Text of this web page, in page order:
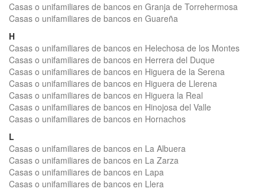
Casas o unifamiliares de bancos en Granja de Torrehermosa
Casas o unifamiliares de bancos en Guareña
H
Casas o unifamiliares de bancos en Helechosa de los Montes
Casas o unifamiliares de bancos en Herrera del Duque
Casas o unifamiliares de bancos en Higuera de la Serena
Casas o unifamiliares de bancos en Higuera de Llerena
Casas o unifamiliares de bancos en Higuera la Real
Casas o unifamiliares de bancos en Hinojosa del Valle
Casas o unifamiliares de bancos en Hornachos
L
Casas o unifamiliares de bancos en La Albuera
Casas o unifamiliares de bancos en La Zarza
Casas o unifamiliares de bancos en Lapa
Casas o unifamiliares de bancos en Llera